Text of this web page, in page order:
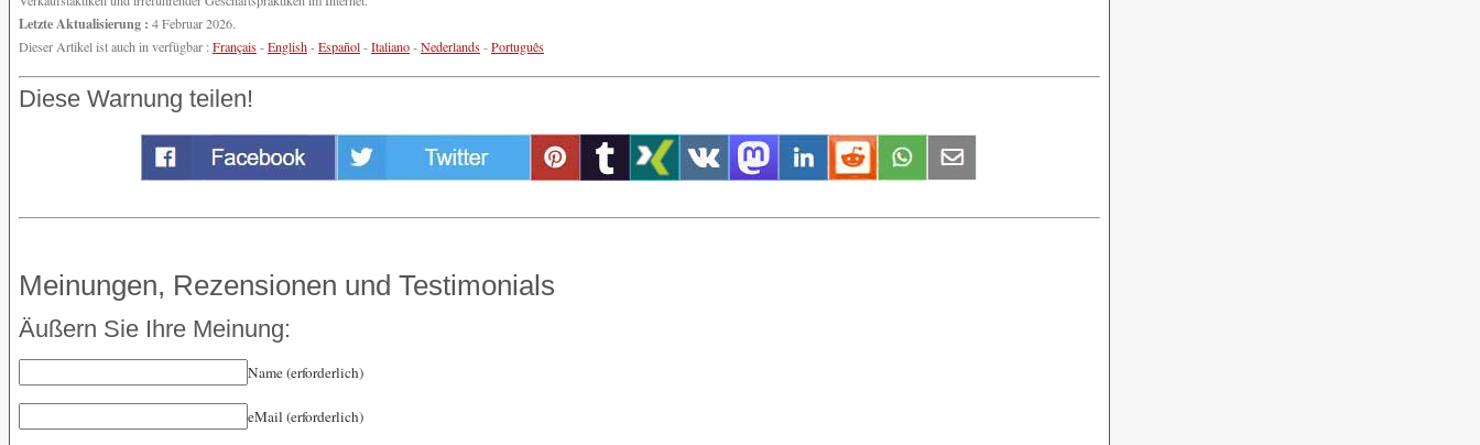
Letzte Aktualisierung : 4 Februar 2026.
Dieser Artikel ist auch in verfügbar :Français-English-Español-Italiano-Nederlands-Português
Diese Warnung teilen!
Meinungen, Rezensionen und Testimonials
Äußern Sie Ihre Meinung:
Name (erforderlich)
eMail (erforderlich)